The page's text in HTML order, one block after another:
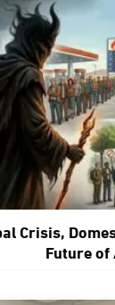
Crisis,
Future